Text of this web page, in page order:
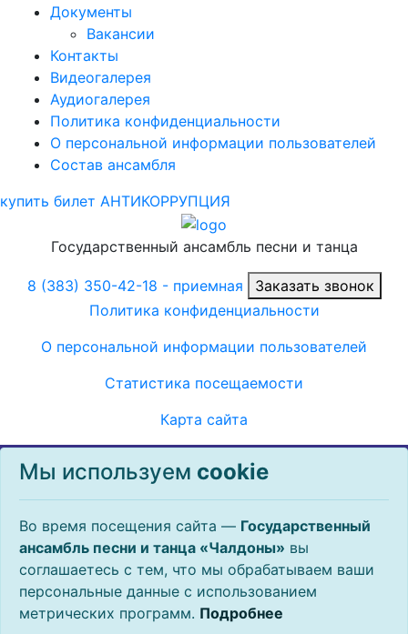
Документы
Вакансии
Контакты
Видеогалерея
Аудиогалерея
Политика конфиденциальности
О персональной информации пользователей
Состав ансамбля
купить билет АНТИКОРРУПЦИЯ
Мы используем сookie
Во время посещения сайта — Государственный
ансамбль песни и танца «Чалдоны» вы
соглашаетесь с тем, что мы обрабатываем ваши
персональные данные с использованием
метрических программ. Подробнее
Государственный ансамбль песни и танца
8 (383) 350-42-18 - приемная
Заказать звонок
Политика конфиденциальности
О персональной информации пользователей
Статистика посещаемости
Карта сайта
Во время посещения данного сайта, государственное
автономное учреждение культуры Новосибирской
области «Государственный ансамбль песни и танца
«Чалдоны» может использовать общеотраслевую
технологию, называемую cookie. Файлы cookie
представляют собой небольшие фрагменты данных,
которые временно сохраняются на вашем компьютере
или мобильном устройстве, и обеспечивают более